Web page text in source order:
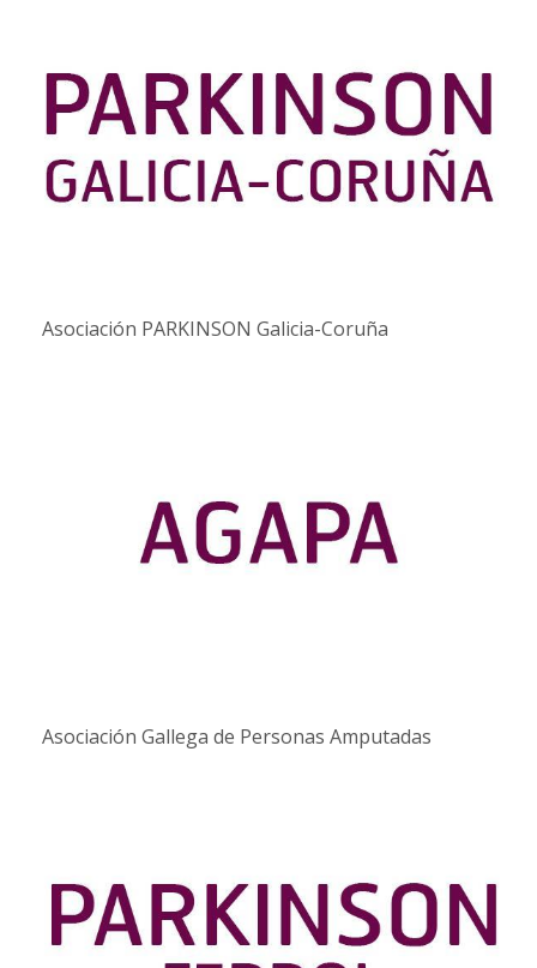
Asociación PARKINSON Galicia-Coruña
Asociación Gallega de Personas Amputadas